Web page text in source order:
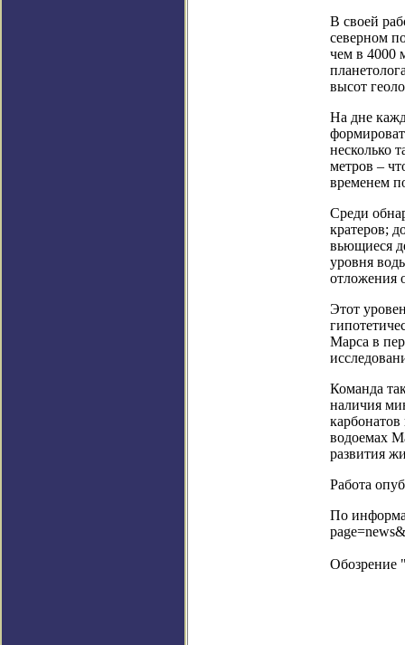
В своей
северном
чем в 4000
высот
На дне
несколько
метров –
временем
Среди
кратеров;
вьющиеся
уровня
отложения
Этот
Марса в
Команда
наличия
водоемах
развития
Работа
По
Обозрение